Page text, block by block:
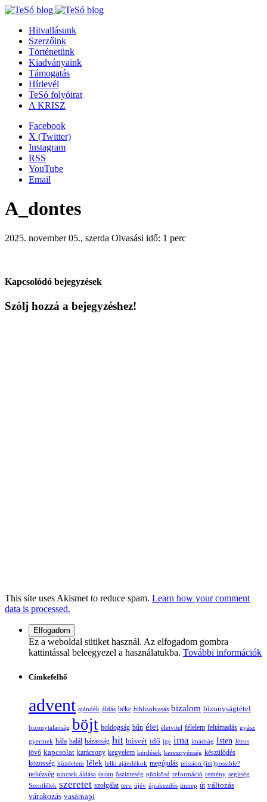
Hitvallásunk
Szerzőink
Történetünk
Kiadványaink
Támogatás
Hírlevél
TeSó folyóirat
A KRISZ
Facebook
X (Twitter)
Instagram
RSS
YouTube
Email
A_dontes
2025. november 05., szerda Olvasási idő: 1 perc
Kapcsolódó bejegyzések
Szólj hozzá a bejegyzéshez!
This site uses Akismet to reduce spam. Learn how your comment
data is processed.
Ez a weboldal sütiket használ. Az elfogadom gombra
kattintással beleegyezel a használatukba. További információk
Címkefelhő
advent ajándék áldás béke bibliaolvasás bizalom bizonyságtétel
bizonytalanság böjt boldogság bűn élet életvitel félelem feltámadás gyász
gyermek hála halál házasság hit húsvét idő ige ima imádság Isten Jézus
jövő kapcsolat karácsony kegyelem kérdések keresztyénség készülődés
közösség küzdelem lélek lelki ajándékok megújulás mission (im)possible?
nehézség nincsek áldása öröm őszinteség pünkösd reformáció remény segítség
Szentlélek szeretet szolgálat terv újév újrakezdés ünnep út változás
várakozás vasárnapi